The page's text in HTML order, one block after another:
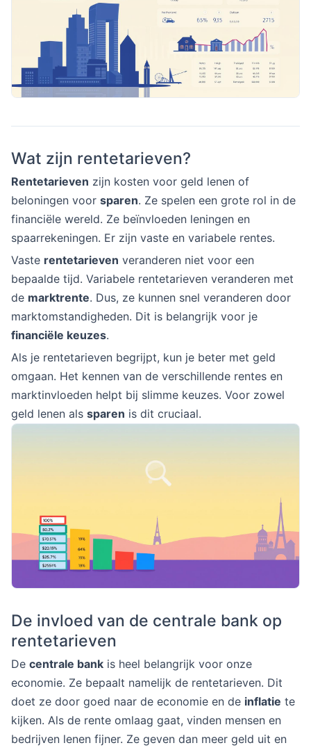
Wat zijn rentetarieven?
Rentetarieven zijn kosten voor geld lenen of
beloningen voor sparen. Ze spelen een grote rol in de
financiële wereld. Ze beïnvloeden leningen en
spaarrekeningen. Er zijn vaste en variabele rentes.
Vaste rentetarieven veranderen niet voor een
bepaalde tijd. Variabele rentetarieven veranderen met
de marktrente. Dus, ze kunnen snel veranderen door
marktomstandigheden. Dit is belangrijk voor je
financiële keuzes.
Als je rentetarieven begrijpt, kun je beter met geld
omgaan. Het kennen van de verschillende rentes en
marktinvloeden helpt bij slimme keuzes. Voor zowel
geld lenen als sparen is dit cruciaal.
De invloed van de centrale bank op
rentetarieven
De centrale bank is heel belangrijk voor onze
economie. Ze bepaalt namelijk de rentetarieven. Dit
doet ze door goed naar de economie en de inflatie te
kijken. Als de rente omlaag gaat, vinden mensen en
bedrijven lenen fijner. Ze geven dan meer geld uit en